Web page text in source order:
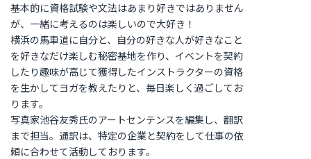
基本的に資格試験や文法はあまり好きではありません
が、一緒に考えるのは楽しいので大好き！
横浜の馬車道に自分と、自分の好きな人が好きなこと
を好きなだけ楽しむ秘密基地を作り、イベントを契約
したり趣味が高じて獲得したインストラクターの資格
を生かしてヨガを教えたりと、毎日楽しく過ごしてお
ります。
写真家池谷友秀氏のアートセンテンスを編集し、翻訳
まで担当。通訳は、特定の企業と契約をして仕事の依
頼に合わせて活動しております。